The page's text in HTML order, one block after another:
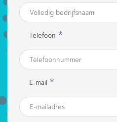
Telefoon *
E-mail *